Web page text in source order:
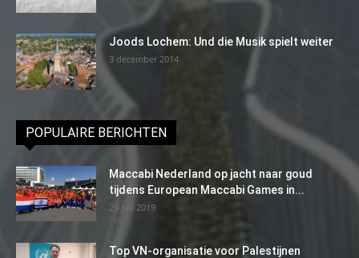
Joods Lochem: Und die Musik spielt weiter
3 december 2014
POPULAIRE BERICHTEN
Maccabi Nederland op jacht naar goud
tijdens European Maccabi Games in...
29 juli 2019
Top VN-organisatie voor Palestijnen